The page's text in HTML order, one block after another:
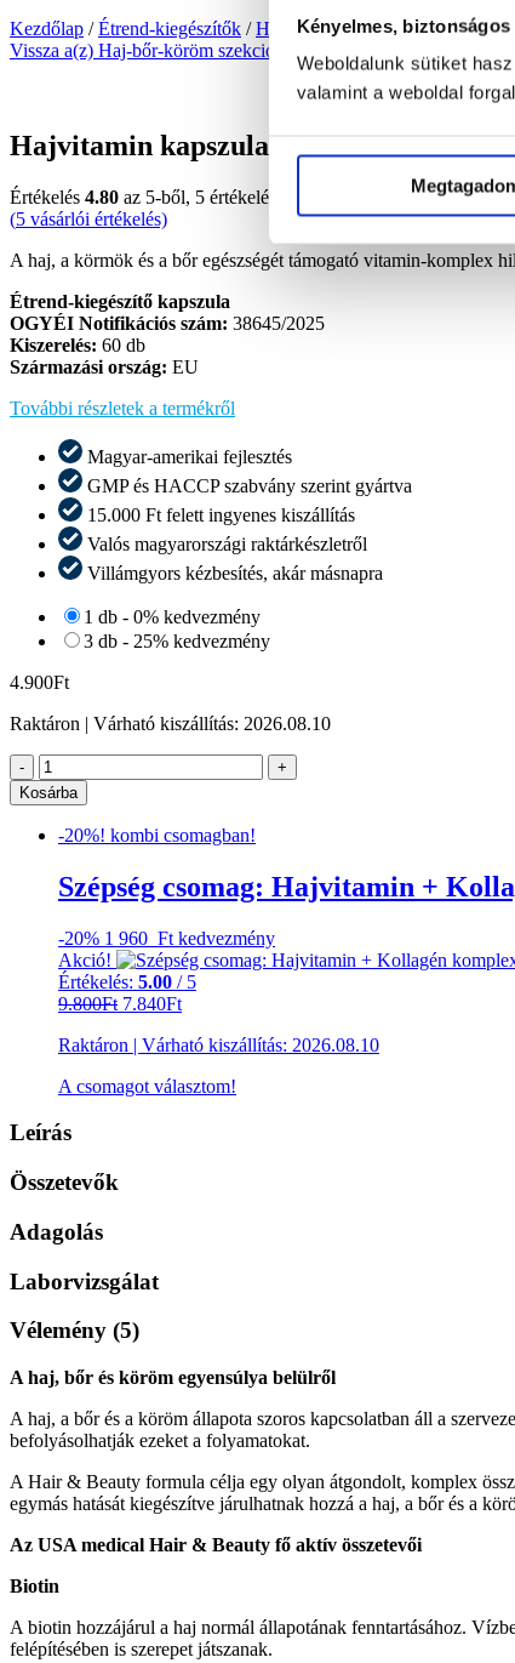
Kényelmes,
Weboldalunk sütiket
valamint a weboldal
Kezdőlap /Étrend-kiegészítők /Haj-bőr-köröm/ Hajvitamin
Vissza a(z) Haj-bőr-köröm szekcióhoz
Hajvitamin kapszula hialuronnal,
Értékelés 4.80 az 5-ből, 5 értékelés alapján
(5 vásárlói értékelés)
A haj, a körmök és a bőr egészségét támogató vitamin-komplex
Étrend-kiegészítő kapszula
OGYÉI Notifikációs szám: 38645/2025
Kiszerelés: 60 db
Származási ország: EU
További részletek a termékről
Magyar-amerikai fejlesztés
GMP és HACCP szabvány szerint gyártva
15.000 Ft felett ingyenes kiszállítás
Valós magyarországi raktárkészletről​
Villámgyors kézbesítés, akár másnapra​
1 db - 0% kedvezmény
3 db - 25% kedvezmény
4.900Ft
Raktáron | Várható kiszállítás: 2026.08.10
-
Hajvitamin
kapszula
hialuronnal,
kollagénnel
biotinnal
mennyiség
+
Kosárba
-20%! kombi csomagban!
Szépség csomag: Hajvitamin +
-20% 1 960 Ft kedvezmény
Akció!
Értékelés: 5.00 / 5
9.800Ft Original
was:
7.840FtCurrent
is:
Raktáron | Várható kiszállítás: 2026.08.10
A csomagot választom!
Leírás
Összetevők
Adagolás
Laborvizsgálat
Vélemény (5)
A haj, bőr és köröm egyensúlya belülről
A haj, a bőr és a köröm állapota szoros kapcsolatban áll a
befolyásolhatják ezeket a folyamatokat.
A Hair & Beauty formula célja egy olyan átgondolt, komplex
egymás hatását kiegészítve járulhatnak hozzá a haj, a bőr és a
Az USA medical Hair & Beauty fő aktív összetevői
Biotin
A biotin hozzájárul a haj normál állapotának fenntartásához.
felépítésében is szerepet játszanak.